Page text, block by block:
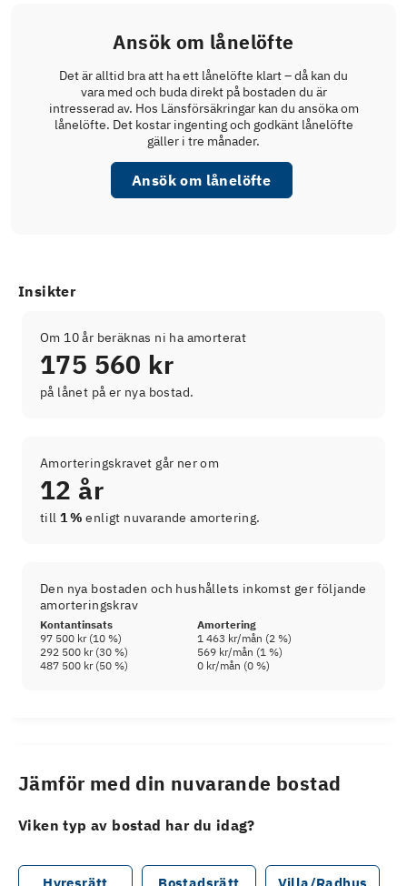
Ansök om lånelöfte
Det är alltid bra att ha ett lånelöfte klart – då kan du
vara med och buda direkt på bostaden du är
intresserad av. Hos Länsförsäkringar kan du ansöka om
lånelöfte. Det kostar ingenting och godkänt lånelöfte
gäller i tre månader.
Ansök om lånelöfte
Insikter
Om 10 år beräknas ni ha amorterat
175 560 kr
på lånet på er nya bostad.
Amorteringskravet går ner om
12 år
till 1 % enligt nuvarande amortering.
Den nya bostaden och hushållets inkomst ger följande
amorteringskrav
Kontantinsats
Amortering
97 500 kr(10 %) 1 463 kr/mån (2 %)
292 500 kr(30 %) 569 kr/mån (1 %)
487 500 kr(50 %) 0 kr/mån (0 %)
Jämför med din nuvarande bostad
Viken typ av bostad har du idag?